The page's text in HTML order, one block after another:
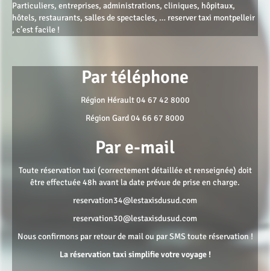
Particuliers, entreprises, administrations, cliniques, hôpitaux,
hôtels, restaurants, salles de spectacles, … reserver taxi montpelleir
, c’est facile !
Par téléphone
Région Hérault04 67 42 8000
Région Gard04 66 67 8000
Par e-mail
Toute réservation taxi (correctement détaillée et renseignée) doit
être effectuée 48h avant la date prévue de prise en charge.
reservation34@lestaxisdusud.com
reservation30@lestaxisdusud.com
Nous confirmons par retour de mail ou par SMS toute réservation !
La réservation taxi simplifie votre voyage !